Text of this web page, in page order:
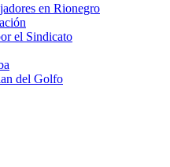
en Rionegro
el Sindicato
del Golfo